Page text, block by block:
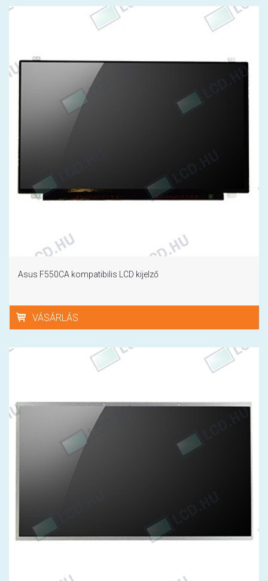
Asus F550CA kompatibilis LCD kijelző
VÁSÁRLÁS